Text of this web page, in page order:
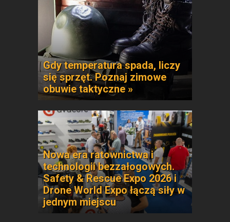
Gdy temperatura spada, liczy
się sprzęt. Poznaj zimowe
obuwie taktyczne »
Nowa era ratownictwa i
technologii bezzałogowych.
Safety & Rescue Expo 2026 i
Drone World Expo łączą siły w
jednym miejscu